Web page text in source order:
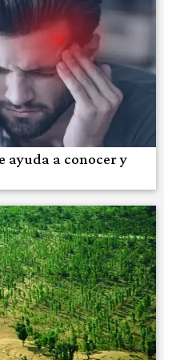
ayuda a conocer y